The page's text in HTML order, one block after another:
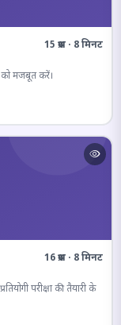
15 प्रश्न · 8 मिनट
को मजबूत करें।
16 प्रश्न · 8 मिनट
परीक्षा की तैयारी के